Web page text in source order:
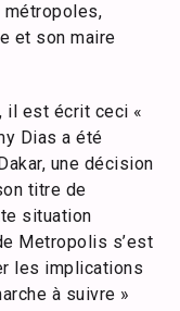
métropoles,
et son maire
il est écrit ceci «
Dias a été
une décision
titre de
situation
Metropolis s’est
les implications
à suivre »